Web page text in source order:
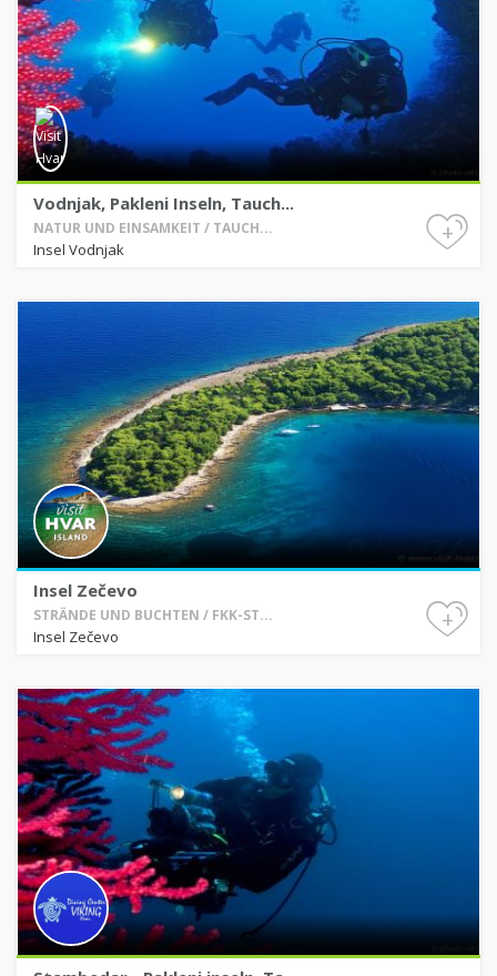
Vodnjak, Pakleni Inseln, Tauch...
NATUR UND EINSAMKEIT / TAUCH...
Insel Vodnjak
+
Insel Zečevo
STRÄNDE UND BUCHTEN / FKK-ST...
Insel Zečevo
+